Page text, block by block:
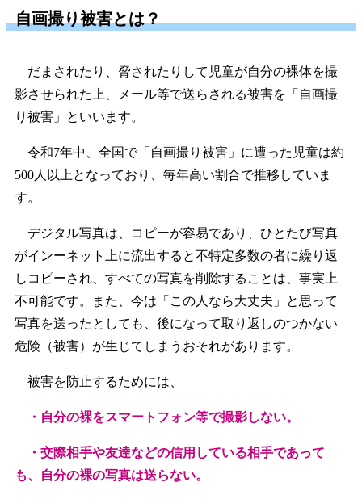
自画撮り被害とは？
だまされたり、脅されたりして児童が自分の裸体を撮
影させられた上、メール等で送らされる被害を「自画撮
り被害」といいます。
令和7年中、全国で「自画撮り被害」に遭った児童は約
500人以上となっており、毎年高い割合で推移 していま
す。
デジタル写真は、コピーが容易であり、ひとたび写真
がインーネット上に流出すると不特定多数の者に繰り返
しコピーされ、すべての写真を削除することは、事実上
不可能です。また、今は「この人なら大丈夫」と思って
写真を送ったとしても、後になって取り返しのつかない
危険（被害）が生じてしまうおそれがあります。
被害を防止するためには、
・自分の裸をスマートフォン等で撮影しない。
・交際相手や友達などの信用している相手であって
も、自分の裸の写真は送らない。